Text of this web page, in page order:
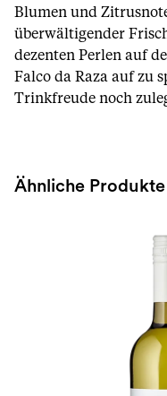
Blumen und
überwältigender
dezenten Perlen auf
Falco da Raza auf zu
Trinkfreude noch
Ähnliche Produkte